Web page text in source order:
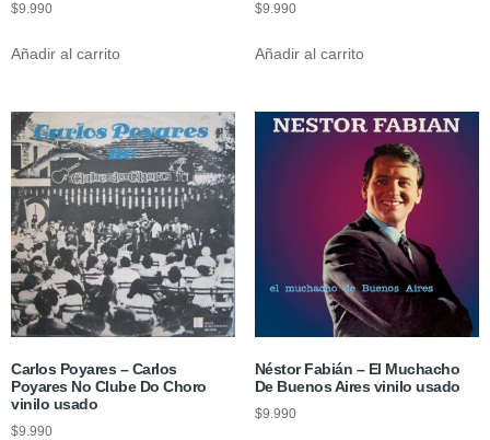
$9.990
Añadir al carrito
$9.990
Añadir al carrito
Carlos Poyares – Carlos
Poyares No Clube Do Choro
vinilo usado
$9.990
Néstor Fabián – El Muchacho
De Buenos Aires vinilo usado
$9.990